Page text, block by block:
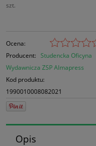
szt.
Ocena:
Producent: Studencka Oficyna
Wydawnicza ZSP Almapress
Kod produktu:
1990010008082021
Opis